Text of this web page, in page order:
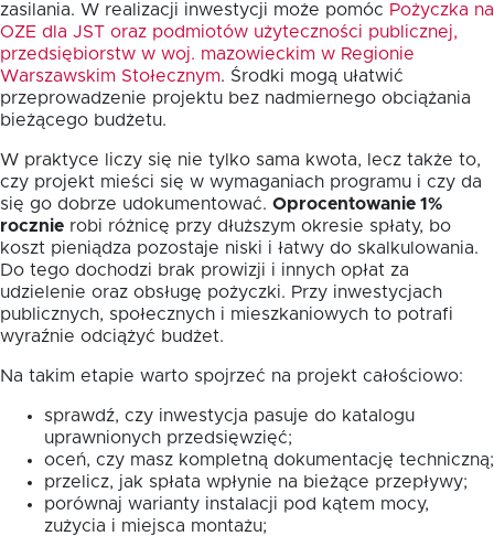
zasilania. W realizacji inwestycji może pomóc Pożyczka na
OZE dla JST oraz podmiotów użyteczności publicznej,
przedsiębiorstw w woj. mazowieckim w Regionie
Warszawskim Stołecznym. Środki mogą ułatwić
przeprowadzenie projektu bez nadmiernego obciążania
bieżącego budżetu.
W praktyce liczy się nie tylko sama kwota, lecz także to,
czy projekt mieści się w wymaganiach programu i czy da
się go dobrze udokumentować. Oprocentowanie 1%
rocznie robi różnicę przy dłuższym okresie spłaty, bo
koszt pieniądza pozostaje niski i łatwy do skalkulowania.
Do tego dochodzi brak prowizji i innych opłat za
udzielenie oraz obsługę pożyczki. Przy inwestycjach
publicznych, społecznych i mieszkaniowych to potrafi
wyraźnie odciążyć budżet.
Na takim etapie warto spojrzeć na projekt całościowo:
sprawdź, czy inwestycja pasuje do katalogu
uprawnionych przedsięwzięć;
oceń, czy masz kompletną dokumentację techniczną;
przelicz, jak spłata wpłynie na bieżące przepływy;
porównaj warianty instalacji pod kątem mocy,
zużycia i miejsca montażu;